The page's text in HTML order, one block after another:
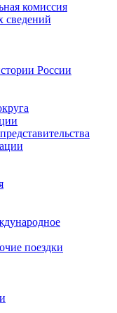
комиссия
сведений
России
поездки